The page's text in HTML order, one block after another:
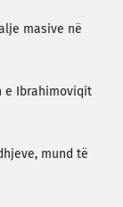
masive në
e Ibrahimoviqit
mund të